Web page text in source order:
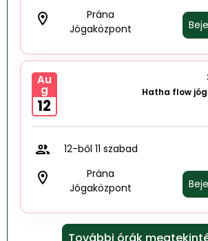
room
Prána
Jógaközpont
Hatha flow
Au
g
12
group 12-ből 11 szabad
room
Prána
Jógaközpont
További órák